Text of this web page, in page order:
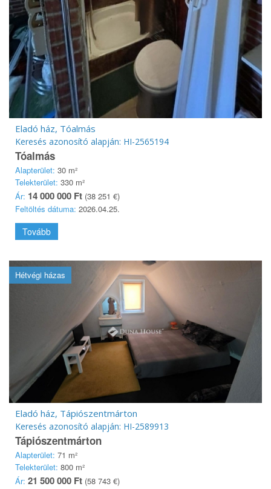
Eladó ház, Tóalmás
Keresés azonosító alapján: HI-2565194
Tóalmás
Alapterület: 30 m²
Telekterület: 330 m²
Ár: 14 000 000 Ft (38 251 €)
Feltöltés dátuma: 2026.04.25.
Tovább
Hétvégi házas
Eladó ház, Tápiószentmárton
Keresés azonosító alapján: HI-2589913
Tápiószentmárton
Alapterület: 71 m²
Telekterület: 800 m²
Ár: 21 500 000 Ft (58 743 €)